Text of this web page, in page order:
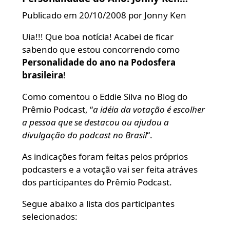
Publicado em 20/10/2008 por Jonny Ken
Uia!!! Que boa notícia! Acabei de ficar
sabendo que estou concorrendo como
Personalidade do ano na Podosfera
brasileira!
Como comentou o Eddie Silva no Blog do
Prêmio Podcast, “a idéia da votação é escolher
a pessoa que se destacou ou ajudou a
divulgação do podcast no Brasil“.
As indicações foram feitas pelos próprios
podcasters e a votação vai ser feita atráves
dos participantes do Prêmio Podcast.
Segue abaixo a lista dos participantes
selecionados: